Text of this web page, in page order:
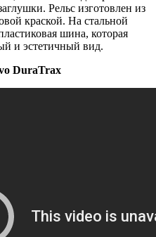
Рельс изготовлен из
краской. На стальной
шина, которая
и эстетичный вид.
DuraTrax